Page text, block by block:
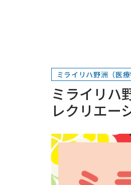
ミライリハ野洲（医
ミライリハ
レクリエー